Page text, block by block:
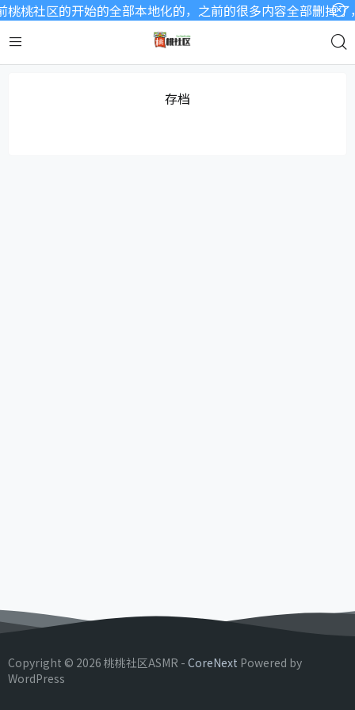
桃社区的开始的全部本地化的，之前的很多内容全部删掉
存档
Copyright © 2026 桃桃社区ASMR - CoreNext Powered by
WordPress